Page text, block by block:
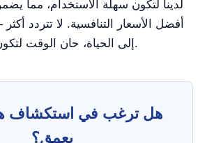
لدينا لتكون سهلة الاستخدام، مما
أفضل الأسعار التنافسية. لا تتردد
إلى الحياة، حان الوقت لتكون جزءًا من مجتمعنا.
هل ترغب في استكشاف
بعمق؟